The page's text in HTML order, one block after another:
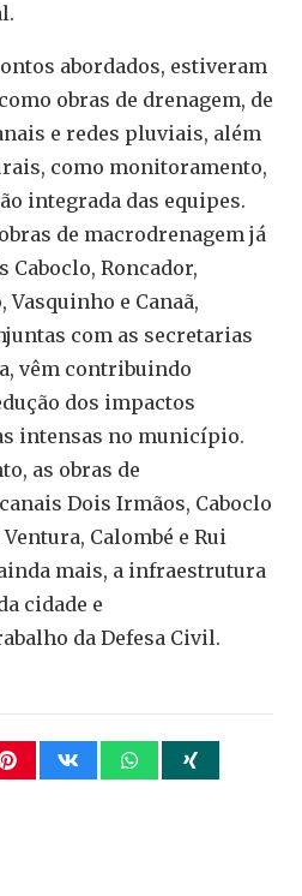
abordados, estiveram
obras de drenagem, de
e redes pluviais, além
como monitoramento,
integrada das equipes.
de macrodrenagem já
Caboclo, Roncador,
Vasquinho e Canaã,
com as secretarias
vêm contribuindo
dos impactos
intensas no município.
as obras de
Dois Irmãos, Caboclo
Calombé e Rui
mais, a infraestrutura
cidade e
da Defesa Civil.